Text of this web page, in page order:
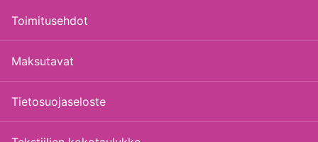
Toimitusehdot
Maksutavat
Tietosuojaseloste